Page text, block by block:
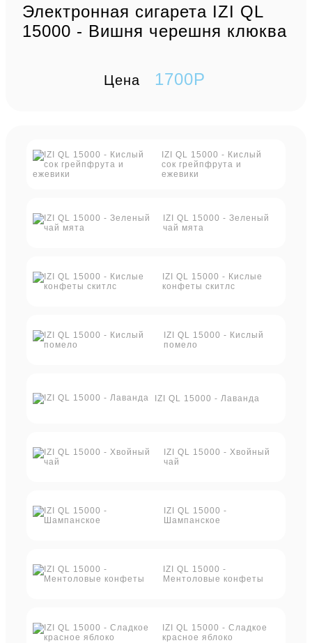
Электронная сигарета IZI QL
15000 - Вишня черешня клюква
Цена 1700P
IZI QL 15000 - Кислый
сок грейпфрута и
ежевики
IZI QL 15000 - Зеленый
чай мята
IZI QL 15000 - Кислые
конфеты скитлс
IZI QL 15000 - Кислый
помело
IZI QL 15000 - Лаванда
IZI QL 15000 - Хвойный
чай
IZI QL 15000 -
Шампанское
IZI QL 15000 -
Ментоловые конфеты
IZI QL 15000 - Сладкое
красное яблоко